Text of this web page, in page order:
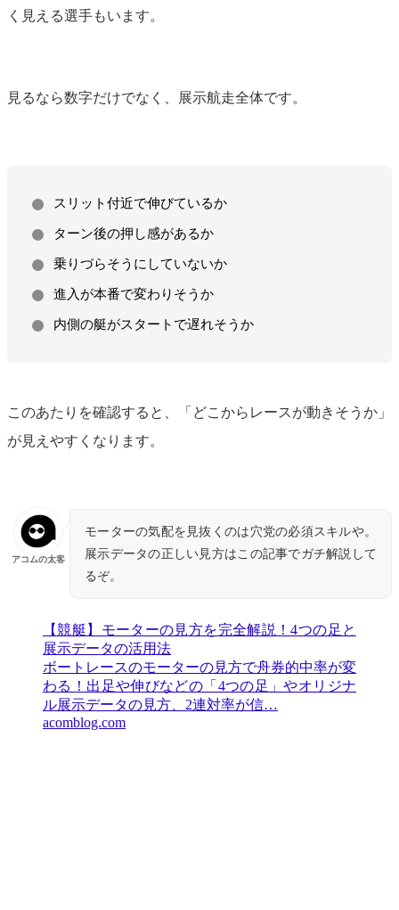
く見える選手もいます。
見るなら数字だけでなく、展示航走全体です。
スリット付近で伸びているか
ターン後の押し感があるか
乗りづらそうにしていないか
進入が本番で変わりそうか
内側の艇がスタートで遅れそうか
このあたりを確認すると、「どこからレースが動きそうか」
が見えやすくなります。
アコムの太客
モーターの気配を見抜くのは穴党の必須スキルや。
展示データの正しい見方はこの記事でガチ解説して
るぞ。
【競艇】モーターの見方を完全解説！4つの足と
展示データの活用法
ボートレースのモーターの見方で舟券的中率が変
わる！出足や伸びなどの「4つの足」やオリジナ
ル展示データの見方、2連対率が信…
acomblog.com